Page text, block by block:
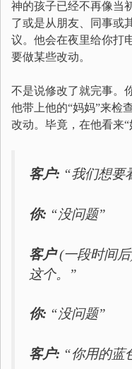
神的孩子已经不再像当
了或是从朋友、同事或
议。他会在夜里给你
要做某些改动。
不是说修改了就完事。
他带上他的“妈妈”来检
改动。毕竟，在他看来“
客户: “我们想要
你: “没问题”
客户(一段时间
这个。”
你: “没问题”
客户: “你用的蓝